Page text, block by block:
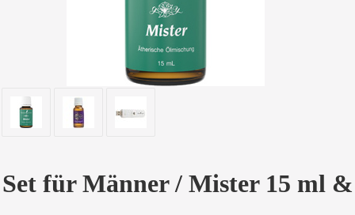
Set für Männer / Mister 15 ml &